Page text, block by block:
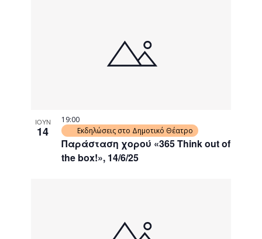
ΙΟΥΝ
14
Παράσταση χορού «365 Think out of
the box!», 14/6/25
19:00
Εκδηλώσεις στο Δημοτικό Θέατρο